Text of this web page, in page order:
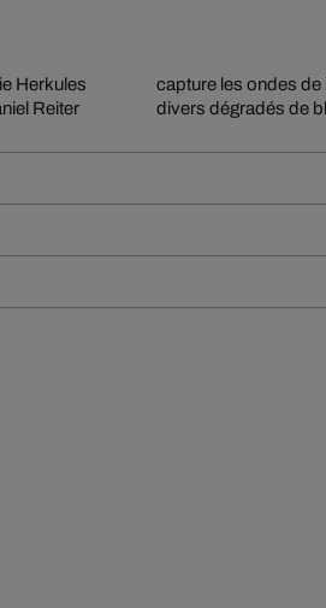
Herkules
Reiter
révélant
divers dégradés de